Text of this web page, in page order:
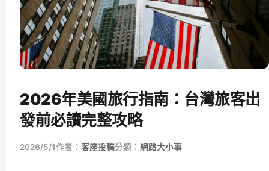
2026年美國旅行指南：台灣旅客出
發前必讀完整攻略
2026/5/1作者： 客座投稿分類： 網路大小事